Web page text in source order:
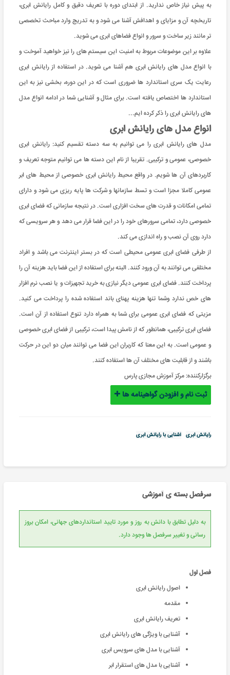
به پیش نیاز خاص ندارید. از ابتدای دوره با تعریف دقیق و کامل رایانش ابری،
تاریخچه آن و مزایای و اهدافش آشنا می شود و به تدریج وارد مباحث تخصصی
تر مانند زیر ساخت و سرور و انواع فضاهای ابری می شوید.
علاوه بر این موضوعات مربوط به امنیت این سیستم های را نیز خواهید آموخت و
با انواع مدل های رایانش ابری هم آشنا می شوید. در استفاده از رایانش ابری
رعایت یک سری استاندارد ها ضروری است که در این دوره، بخشی نیز به این
استاندارد ها اختصاص یافته است. برای مثال و آشنایی شما در ادامه انواع مدل
های رایانش ابری را ذکر کرده ایم...
انواع مدل های رایانش ابری
مدل های رایانش ابری را می توانیم به سه دسته تقسیم کنید: رایانش ابری
خصوصی، عمومی و ترکیبی. تقریبا از نام این دسته ها می توانیم متوجه تعریف و
کاربردهای آن ها شویم. در واقع محیط رایانش ابری خصوصی از محیط های ابر
عمومی کاملا مجزا است و تسط سازمانها و شرکت ها پایه ریزی می شود و دارای
تمامی امکانات و قدرت های سخت افزاری است. در نتیجه سازمانی که فضای ابری
خصوصی دارد، تمامی سرورهای خود را در این فضا قرار می دهد و هر سرویسی که
دارد روی آن نصب و راه اندازی می کند.
از طرفی فضای ابری عمومی محیطی است که در بستر اینترنت می باشد و افراد
مختلفی می توانند به آن ورود کنند. البته برای استفاده از این فضا باید هزینه آن را
پرداخت کنند. فضای ابری عمومی دیگر نیازی به خرید تجهیزات و یا نصب نرم افزار
های خص ندارد وشما تنها هزینه پهنای باند استفاده شده را پرداخت می کنید.
مزیتی که فضای ابری عمومی برای شما به همراه دارد تنوع استفاده از آن است.
فضای ابری ترکیبی، همانطور که از نامش پیدا است، ترکیبی از فضای ابری خصوصی
و عمومی است. به این معنا که کاربران این فضا می توانند میان دو این در حرکت
باشند و از قابلیت های مختلف آن ها استفاده کنند.
برگزارکننده: مرکز آموزش مجازی پارس
ثبت نام و افزودن گواهینامه ها
رایانش ابری آشنایی با رایانش ابری
سرفصل بسته ی آموزشی
به دلیل تطابق با دانش به روز و مورد تایید استانداردهای جهانی، امکان بروز
رسانی و تغییر سرفصل ها وجود دارد.
فصل اول
اصول رایانش ابری
مقدمه
تعریف رایانش ابری
آشنایی با ویژگی های رایانش ابری
آشنایی با مدل های سرویس ابری
آشنایی با مدل های استقرار ابر